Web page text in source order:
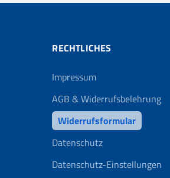
RECHTLICHES
Impressum
AGB & Widerrufsbelehrung
Widerrufsformular
Datenschutz
Datenschutz-Einstellungen